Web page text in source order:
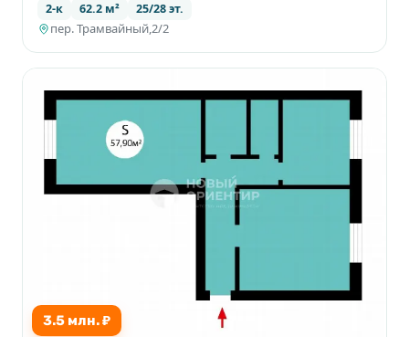
2-к 62.2 м² 25/28 эт.
пер. Трамвайный,2/2
3.5 млн. ₽